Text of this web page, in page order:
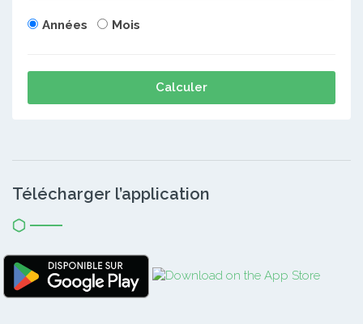
Années Mois
Calculer
Télécharger l’application